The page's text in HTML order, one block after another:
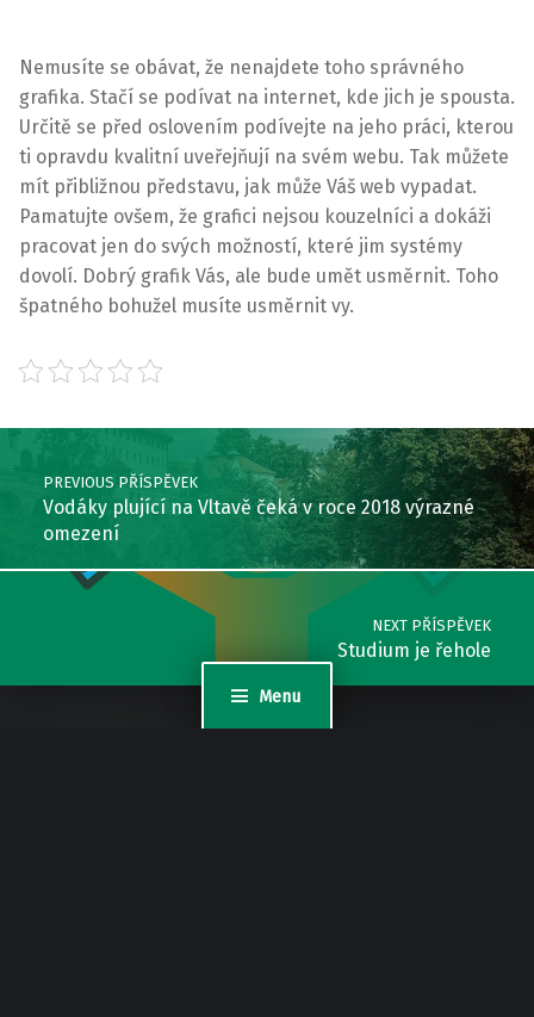
Menu
Nemusíte se obávat, že nenajdete toho správného
grafika. Stačí se podívat na internet, kde jich je spousta.
Určitě se před oslovením podívejte na jeho práci, kterou
ti opravdu kvalitní uveřejňují na svém webu. Tak můžete
mít přibližnou představu, jak může Váš web vypadat.
Pamatujte ovšem, že grafici nejsou kouzelníci a dokáži
pracovat jen do svých možností, které jim systémy
dovolí. Dobrý grafik Vás, ale bude umět usměrnit. Toho
špatného bohužel musíte usměrnit vy.
Skip back to main navigation
Post navigation
PREVIOUS PŘÍSPĚVEK
Vodáky plující na Vltavě čeká v roce 2018 výrazné
omezení
NEXT PŘÍSPĚVEK
Studium je řehole